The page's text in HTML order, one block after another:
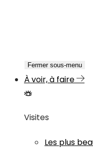
Fermer sous-menu
À voir, à faire
Visites
Les plus